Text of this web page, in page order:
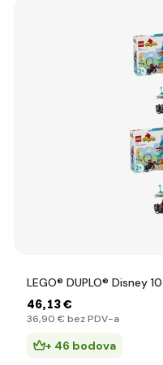
LEGO® DUPLO® Disney
46,13 €
36,90 € bez PDV-a
+ 46 bodova